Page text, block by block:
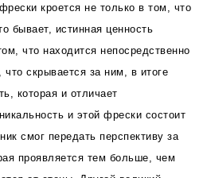
кроется не только в том, что
бывает, истинная ценность
что находится непосредственно
скрывается за ним, в итоге
которая и отличает
и этой фрески состоит
смог передать перспективу за
проявляется тем больше, чем